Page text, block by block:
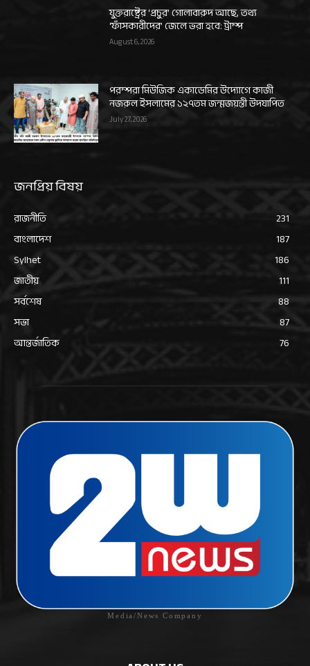
যুক্তরাষ্ট্রের ‘প্রচুর’ গোলাবারুদ আছে, তথ্য
‘ফাঁসকারীদের’ জেলে ভরা হবে: ট্রাম্প
August 6, 2026
পরম্পরা মিউজিক একাডেমির উদ্যোগে কাজী
নজরুল ইসলামের ১২৭তম জন্মজয়ন্তী উদযাপিত
July 27, 2026
জনপ্রিয় বিষয়
রাজনীতি
231
বাংলাদেশ
187
Sylhet
186
জাতীয়
111
সর্বশেষ
88
সভা
87
আন্তর্জাতিক
76
Media/News Company